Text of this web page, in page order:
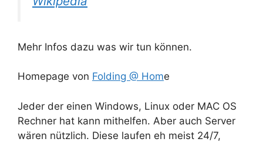
Mehr Infos dazu was wir tun können.
Homepage von Folding @ Home
Jeder der einen Windows, Linux oder MAC OS
Rechner hat kann mithelfen. Aber auch Server
wären nützlich. Diese laufen eh meist 24/7,